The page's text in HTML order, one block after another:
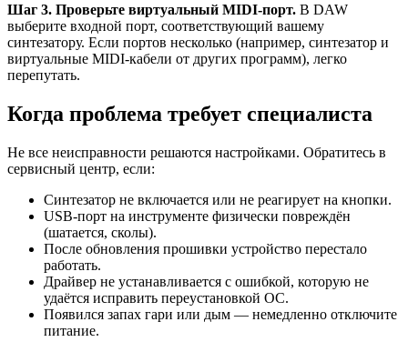
Шаг 3. Проверьте виртуальный MIDI-порт. В DAW
выберите входной порт, соответствующий вашему
синтезатору. Если портов несколько (например, синтезатор и
виртуальные MIDI-кабели от других программ), легко
перепутать.
Когда проблема требует специалиста
Не все неисправности решаются настройками. Обратитесь в
сервисный центр, если:
Синтезатор не включается или не реагирует на кнопки.
USB-порт на инструменте физически повреждён
(шатается, сколы).
После обновления прошивки устройство перестало
работать.
Драйвер не устанавливается с ошибкой, которую не
удаётся исправить переустановкой ОС.
Появился запах гари или дым — немедленно отключите
питание.